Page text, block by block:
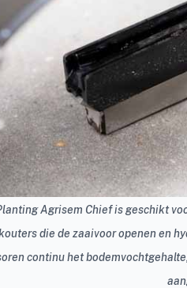
Agrisem Chief is geschikt
die de zaaivoor openen en
continu het